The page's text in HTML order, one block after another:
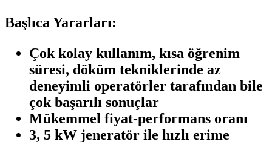
Başlıca Yararları:
Çok kolay kullanım, kısa öğrenim
süresi, döküm tekniklerinde az
deneyimli operatörler tarafından bile
çok başarılı sonuçlar
Mükemmel fiyat-performans oranı
3, 5 kW jeneratör ile hızlı erime